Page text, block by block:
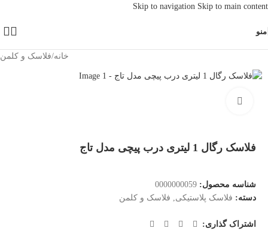
Skip to navigation Skip to main content
منو
خانه/فلاسک و کلمن
فلاسک رگال 1 لیتری درب پیچی مدل تاج
شناسه محصول: 0000000059
دسته: فلاسک پلاستیکی, فلاسک و کلمن
اشتراک گذاری: